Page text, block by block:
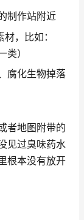
制作站附近
，比如：
）
腐化生物掉落
者地图附带的
见过臭味药水
根本没有放开